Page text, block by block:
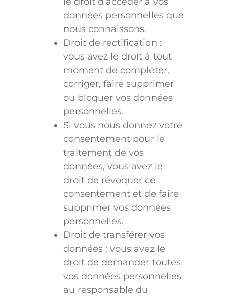
données personnelles que
nous connaissons.
Droit de rectification :
vous avez le droit à tout
moment de compléter,
corriger, faire supprimer
ou bloquer vos données
personnelles.
Si vous nous donnez votre
consentement pour le
traitement de vos
données, vous avez le
droit de révoquer ce
consentement et de faire
supprimer vos données
personnelles.
Droit de transférer vos
données : vous avez le
droit de demander toutes
vos données personnelles
au responsable du